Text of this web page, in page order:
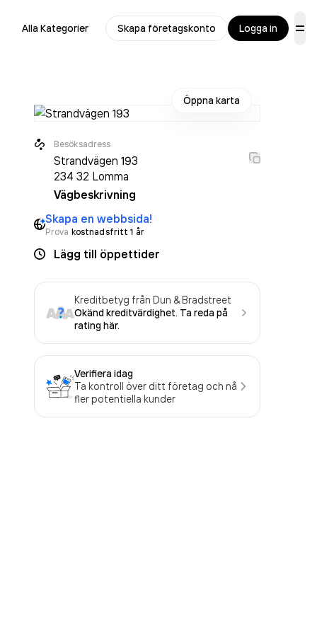
Alla Kategorier Skapa företagskonto Logga in
Öppna karta
Besöksadress
Strandvägen 193
234 32 Lomma
Vägbeskrivning
Skapa en webbsida!
Prova kostnadsfritt 1 år
Lägg till öppettider
Kreditbetyg från Dun & Bradstreet
Okänd kreditvärdighet. Ta reda på
rating här.
Verifiera idag
Ta kontroll över ditt företag och nå
fler potentiella kunder